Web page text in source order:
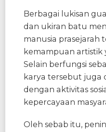
Berbagai lukisan
dan ukiran batu
manusia prasejarah
kemampuan artistik
Selain berfungsi
karya tersebut juga
dengan aktivitas
kepercayaan
Oleh sebab itu,